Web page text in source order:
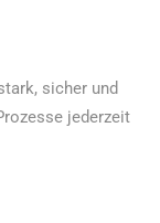
sicher und
jederzeit